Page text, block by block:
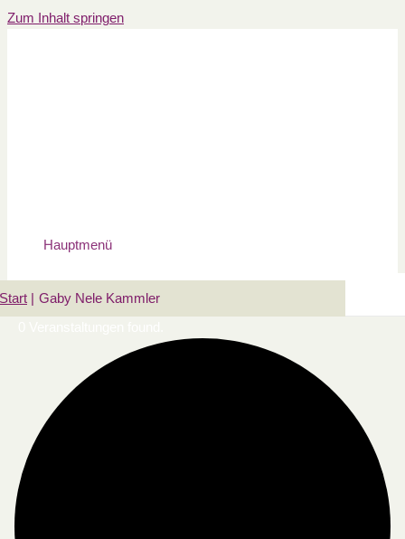
Zum Inhalt springen
Hauptmenü
Start
Gaby Nele Kammler